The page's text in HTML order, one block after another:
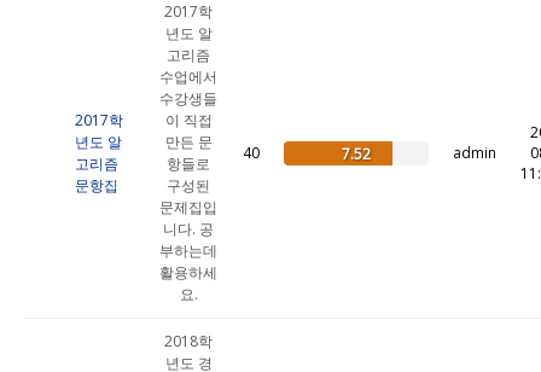
2017학
년도 알
고리즘
문항집
2017학
년도 알
고리즘
수업에서
수강생들
이 직접
만든 문
항들로
구성된
문제집입
니다. 공
부하는데
활용하세
요.
40 7.52 admin
2018학
년도 경